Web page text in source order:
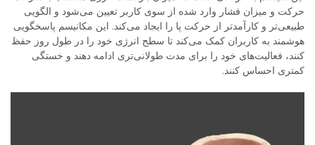
حرکت و میزان فشار وارد شده از سوی کاربر تعیین می‌شود و الگویی
طبیعی‌تر و کارآمدتر از حرکت پا را ایجاد می‌کند. این مکانیسم پاسخگویی
هوشمند به کاربران کمک می‌کند تا سطح انرژی خود را در طول روز حفظ
کنند، فعالیت‌های خود را برای مدت طولانی‌تری ادامه دهند و خستگی
کمتری احساس کنند.